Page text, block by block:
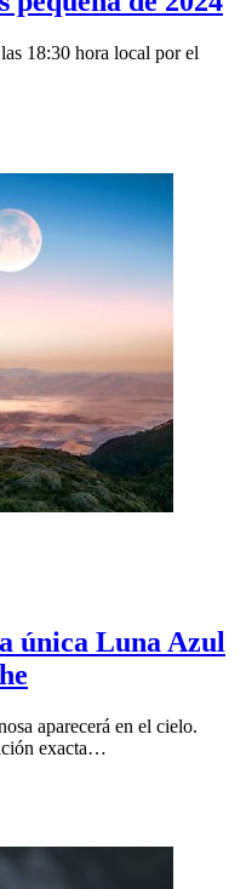
18:30 hora local por el
única Luna Azul
aparecerá en el cielo.
exacta…